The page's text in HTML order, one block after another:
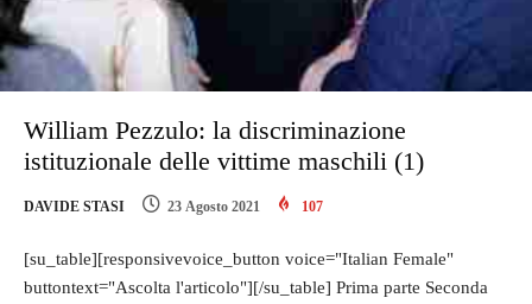
William Pezzulo: la discriminazione
istituzionale delle vittime maschili (1)
DAVIDE STASI 23 Agosto 2021 107
[su_table][responsivevoice_button voice="Italian Female"
buttontext="Ascolta l'articolo"][/su_table] Prima parte Seconda